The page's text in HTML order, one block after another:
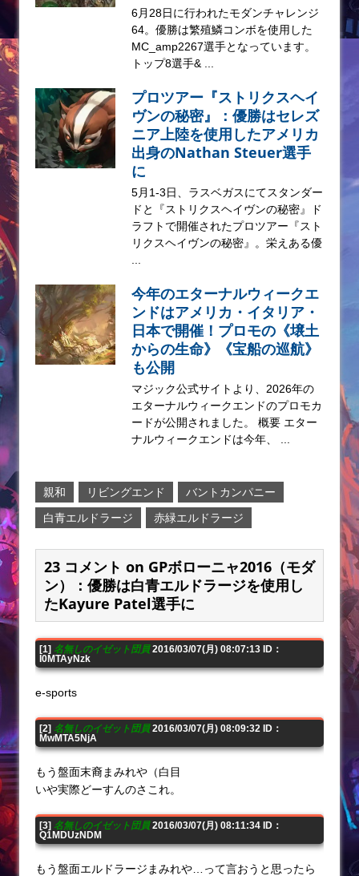
6月28日に行われたモダンチャレンジ
64。優勝は繁殖鱗コンボを使用した
MC_amp2267選手となっています。
トップ8選手& ...
プロツアー『ストリクスヘイ
ヴンの秘密』：優勝はセレズ
ニア上陸を使用したアメリカ
出身のNathan Steuer選手
に
5月1-3日、ラスベガスにてスタンダー
ドと『ストリクスヘイヴンの秘密』ド
ラフトで開催されたプロツアー『スト
リクスヘイヴンの秘密』。栄えある優
今年のエターナルウィークエ
ンドはアメリカ・イタリア・
日本で開催！プロモの《壌土
からの生命》《宝船の巡航》
も公開
マジック公式サイトより、2026年の
エターナルウィークエンドのプロモカ
ードが公開されました。 概要 エター
ナルウィークエンドは今年、 ...
親和 リビングエンド
バントカンパニー
白青エルドラージ
赤緑エルドラージ
23 コメント on GPボローニャ2016（モダ
ン）：優勝は白青エルドラージを使用し
たKayure Patel選手に
[1] 名無しのイゼット団員2016/03/07(月) 08:07:13 ID：
I0MTAyNzk
e-sports
[2] 名無しのイゼット団員2016/03/07(月) 08:09:32 ID：
MwMTA5NjA
もう盤面末裔まみれや（白目
いや実際どーすんのさこれ。
[3] 名無しのイゼット団員2016/03/07(月) 08:11:34 ID：
Q1MDUzNDM
もう盤面エルドラージまみれや…って言おうと思ったら